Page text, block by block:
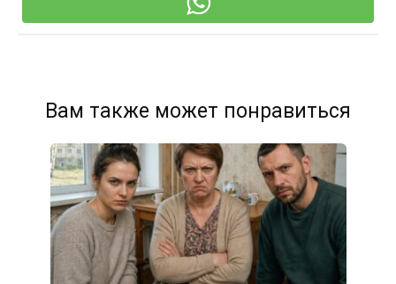
Вам также может понравиться